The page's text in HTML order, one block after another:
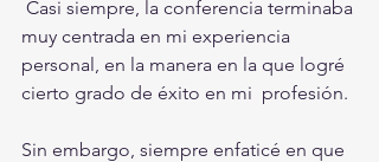
muy centrada en mi experiencia
personal, en la manera en la que logré
cierto grado de éxito en mi  profesión.
Sin embargo, siempre enfaticé en que